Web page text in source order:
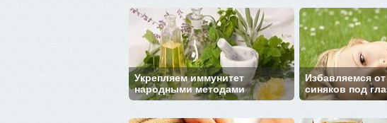
Укрепляем иммунитет
народными методами
Избавляемся
синяков под